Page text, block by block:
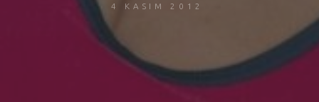
4 KASIM 2012